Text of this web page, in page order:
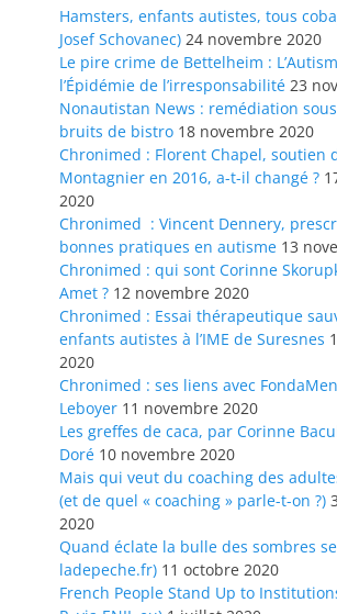
Hamsters, enfants autistes, tous
Josef Schovanec) 24 novembre 2020
Le pire crime de Bettelheim :
l’Épidémie de l’irresponsabilité 23
Nonautistan News : remédiation
bruits de bistro 18 novembre 2020
Chronimed : Florent Chapel, soutien
Montagnier en 2016, a-t-il changé ?
2020
Chronimed : Vincent Dennery,
bonnes pratiques en autisme 13
Chronimed : qui sont Corinne
Amet ? 12 novembre 2020
Chronimed : Essai thérapeutique
enfants autistes à l’IME de Suresnes
2020
Chronimed : ses liens avec
Leboyer 11 novembre 2020
Les greffes de caca, par Corinne
Doré 10 novembre 2020
Mais qui veut du coaching des
(et de quel « coaching » parle-t-on ?)
2020
Quand éclate la bulle des sombres
ladepeche.fr) 11 octobre 2020
French People Stand Up to